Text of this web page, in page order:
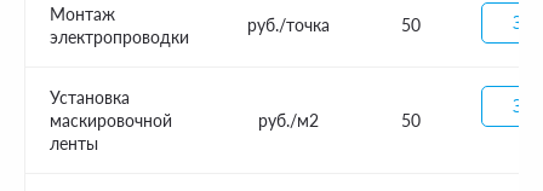
Монтаж
электропроводки
руб./точка 50
Установка
маскировочной
ленты
руб./м2 50